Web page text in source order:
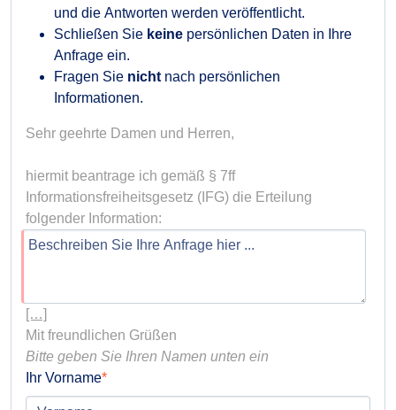
und die Antworten werden veröffentlicht.
Schließen Sie keine persönlichen Daten in Ihre
Anfrage ein.
Fragen Sie nicht nach persönlichen
Informationen.
Sehr geehrte Damen und Herren,
hiermit beantrage ich gemäß § 7ff
Informationsfreiheitsgesetz (IFG) die Erteilung
[…]
Bitte geben Sie Ihren Namen unten ein
Ihr Vorname